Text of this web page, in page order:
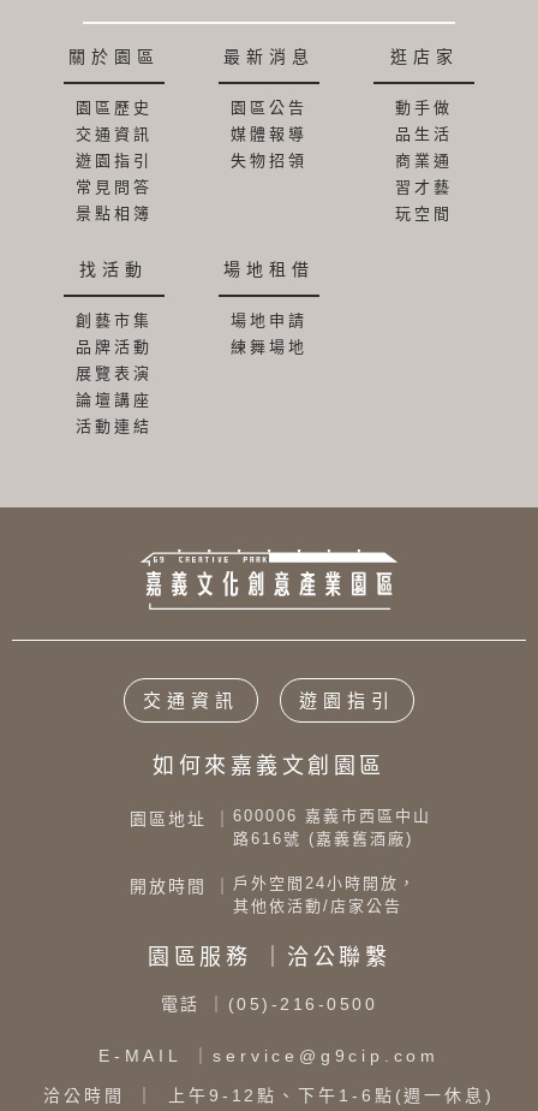
關於園區
園區歷史
交通資訊
遊園指引
常見問答
景點相簿
最新消息
園區公告
媒體報導
失物招領
逛店家
動手做
品生活
商業通
習才藝
玩空間
找活動
創藝市集
品牌活動
展覽表演
論壇講座
活動連結
場地租借
場地申請
練舞場地
交通資訊 遊園指引
如何來嘉義文創園區
園區地址 ｜ 600006 嘉義市西區中山
路616號 (嘉義舊酒廠)
開放時間 ｜ 戶外空間24小時開放，
其他依活動/店家公告
園區服務 ｜洽公聯繫
電話 ｜(05)-216-0500
E-MAIL ｜service@g9cip.com
洽公時間 ｜ 上午9-12點、下午1-6點(週一休息)